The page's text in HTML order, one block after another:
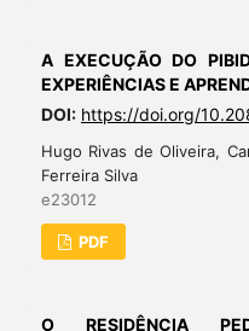
A EXECUÇÃO DO
EXPERIÊNCIAS E
DOI: https://doi.org/
Hugo Rivas de Oliveira,
Ferreira Silva
e23012
PDF
O RESIDÊNCIA